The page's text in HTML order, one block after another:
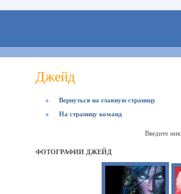
Джейд
●
Вернуться на главную страницу
●
На страницу команд
Введите ник:
ФОТОГРАФИИ ДЖЕЙД